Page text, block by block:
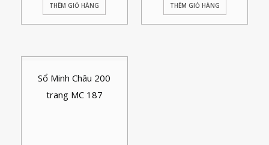
THÊM GIỎ HÀNG THÊM GIỎ HÀNG
Sổ Minh Châu 200
trang MC 187